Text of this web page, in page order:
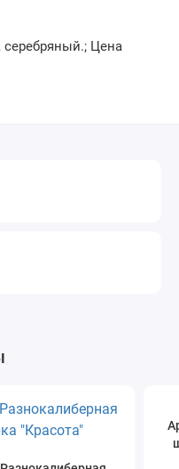
Цена